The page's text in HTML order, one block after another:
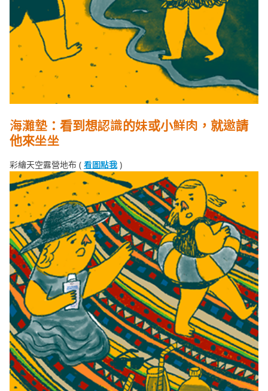
海灘墊：看到想認識的妹或小鮮肉，就邀請
他來坐坐
彩繪天空露營地布 ( 看圖點我 )